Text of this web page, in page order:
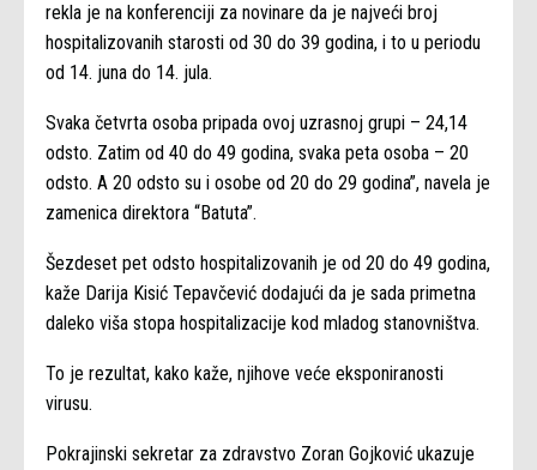
rekla je na konferenciji za novinare da je najveći broj
hospitalizovanih starosti od 30 do 39 godina, i to u periodu
od 14. juna do 14. jula.
Svaka četvrta osoba pripada ovoj uzrasnoj grupi – 24,14
odsto. Zatim od 40 do 49 godina, svaka peta osoba – 20
odsto. A 20 odsto su i osobe od 20 do 29 godina”, navela je
zamenica direktora “Batuta”.
Šezdeset pet odsto hospitalizovanih je od 20 do 49 godina,
kaže Darija Kisić Tepavčević dodajući da je sada primetna
daleko viša stopa hospitalizacije kod mladog stanovništva.
To je rezultat, kako kaže, njihove veće eksponiranosti
virusu.
Pokrajinski sekretar za zdravstvo Zoran Gojković ukazuje